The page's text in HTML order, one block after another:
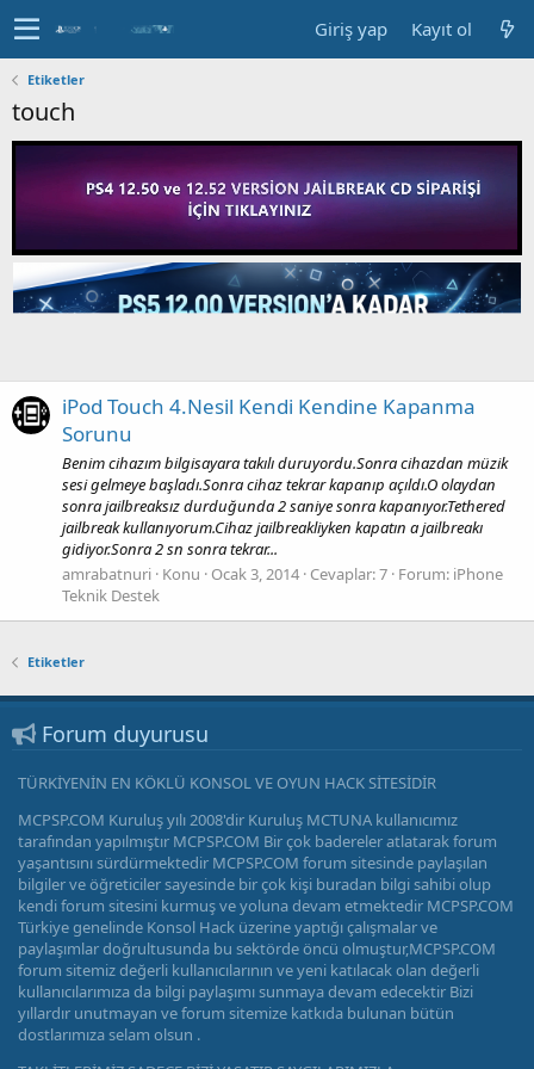
Giriş yap Kayıt ol
Etiketler
touch
iPod Touch 4.Nesil Kendi Kendine Kapanma
Sorunu
Benim cihazım bilgisayara takılı duruyordu.Sonra cihazdan müzik
sesi gelmeye başladı.Sonra cihaz tekrar kapanıp açıldı.O olaydan
sonra jailbreaksız durduğunda 2 saniye sonra kapanıyor.Tethered
jailbreak kullanıyorum.Cihaz jailbreakliyken kapatın a jailbreakı
gidiyor.Sonra 2 sn sonra tekrar...
amrabatnuri Konu Ocak 3, 2014 Cevaplar: 7 Forum: iPhone
Teknik Destek
Etiketler
Forum duyurusu
TÜRKİYENİN EN KÖKLÜ KONSOL VE OYUN HACK SİTESİDİR
MCPSP.COM Kuruluş yılı 2008'dir Kuruluş MCTUNA kullanıcımız
tarafından yapılmıştır MCPSP.COM Bir çok badereler atlatarak forum
yaşantısını sürdürmektedir MCPSP.COM forum sitesinde paylaşılan
bilgiler ve öğreticiler sayesinde bir çok kişi buradan bilgi sahibi olup
kendi forum sitesini kurmuş ve yoluna devam etmektedir MCPSP.COM
Türkiye genelinde Konsol Hack üzerine yaptığı çalışmalar ve
paylaşımlar doğrultusunda bu sektörde öncü olmuştur,MCPSP.COM
forum sitemiz değerli kullanıcılarının ve yeni katılacak olan değerli
kullanıcılarımıza da bilgi paylaşımı sunmaya devam edecektir Bizi
yıllardır unutmayan ve forum sitemize katkıda bulunan bütün
dostlarımıza selam olsun .